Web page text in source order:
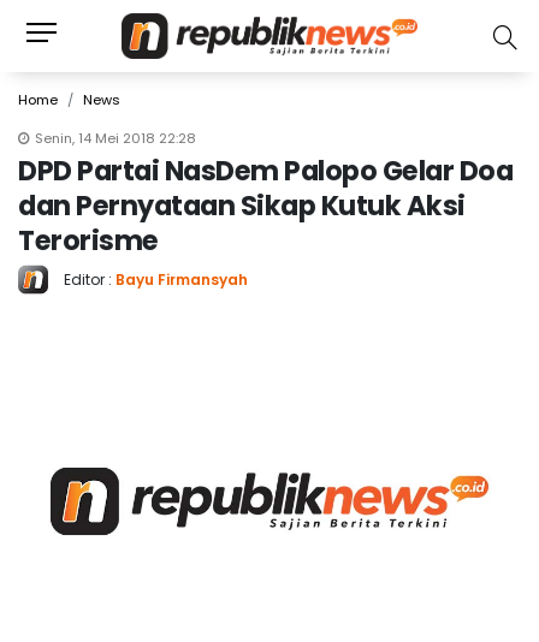
Home
News
Senin, 14 Mei 2018 22:28
DPD Partai NasDem Palopo Gelar Doa
dan Pernyataan Sikap Kutuk Aksi
Terorisme
Editor : Bayu Firmansyah